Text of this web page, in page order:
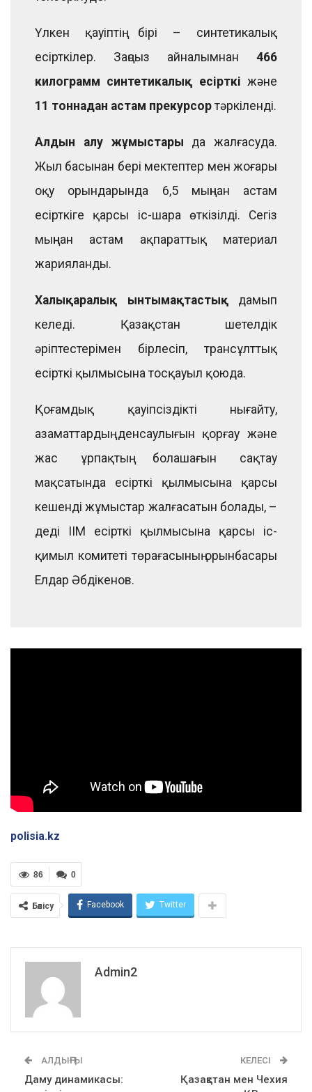
Үлкен қауіптің бірі – синтетикалық
есірткілер. Заңсыз айналымнан 466
килограмм синтетикалық есірткі және
11 тоннадан астам прекурсор тәркіленді.
Алдын алу жұмыстары да жалғасуда.
Жыл басынан бері мектептер мен жоғары
оқу орындарында 6,5 мыңнан астам
есірткіге қарсы іс-шара өткізілді. Сегіз
мыңнан астам ақпараттық материал
жарияланды.
Халықаралық ынтымақтастықдамып
келеді. Қазақстан шетелдік
әріптестерімен бірлесіп, трансұлттық
есірткі қылмысына тосқауыл қоюда.
Қоғамдық қауіпсіздікті нығайту,
азаматтардың денсаулығын қорғау және
жас ұрпақтың болашағын сақтау
мақсатында есірткі қылмысына қарсы
кешенді жұмыстар жалғасатын болады, –
деді ІІМ есірткі қылмысына қарсы іс-
қимыл комитеті төрағасының орынбасары
Елдар Әбдікенов.
polisia.kz
0
86
Бөлісу Facebook Twitter
Admin2
АЛДЫҢҒЫ
Даму динамикасы:
КЕЛЕСІ
Қазақстан мен Чехия